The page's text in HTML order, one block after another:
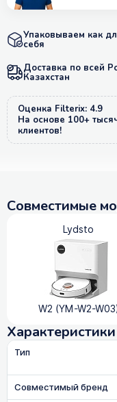
Упаковываем как
себя
Доставка по всей
Казахстан
Оценка Filterix: 4.9
На основе 100+
клиентов!
Совместимые
Lydsto
W2 (YM-W2-
Характеристики
Тип
Совместимый бренд